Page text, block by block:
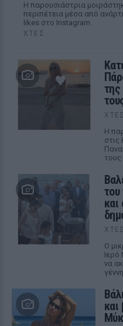
Η παρουσιάστρια
περιπέτεια μέσα από
likes στο Instagram.
ΧΤΕΣ
της
ΧΤΕΣ
Η
στις
τους
του
ΧΤΕΣ
Ο
Ιερό
να
και